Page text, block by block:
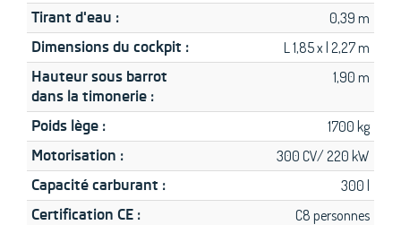
Tirant d'eau : 0,39 m
Dimensions du cockpit : L 1,85 x l 2,27 m
Hauteur sous barrot
dans la timonerie :
1,90 m
Poids lège : 1700 kg
Motorisation : 300 CV/ 220 kW
Capacité carburant : 300 l
Certification CE : C8 personnes